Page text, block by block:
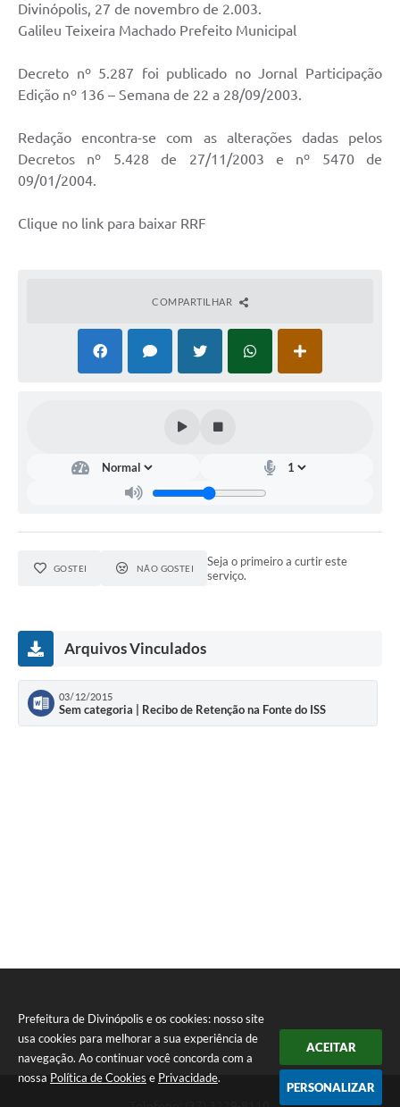
Prefeitura de Divinópolis e os cookies: nosso site
usa cookies para melhorar a sua experiência de
navegação. Ao continuar você concorda com a
nossa Política de Cookies e Privacidade.
ACEITAR
PERSONALIZAR
Divinópolis, 27 de novembro de 2.003.
Galileu Teixeira Machado Prefeito Municipal
Decreto nº 5.287 foi publicado no Jornal Participação
Edição nº 136 – Semana de 22 a 28/09/2003.
Redação encontra-se com as alterações dadas pelos
Decretos nº 5.428 de 27/11/2003 e nº 5470 de
09/01/2004.
Clique no link para baixar RRF
COMPARTILHAR
GOSTEI NÃO GOSTEI
Seja o primeiro a curtir este
serviço.
Arquivos Vinculados
03/12/2015
Sem categoria | Recibo de Retenção na Fonte do ISS